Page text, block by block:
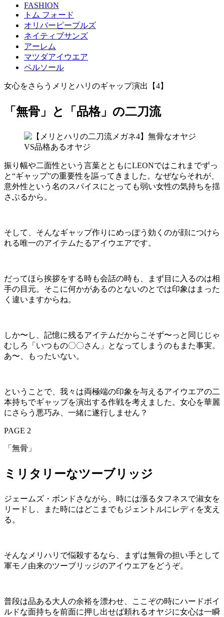
FASHION
トム フォード
オリバーピープルズ
ネイティブサンズ
アーレム
マツダアイウエア
ペルソール
女心をさらうメリとハリのギャップ演出【4】
「無骨」と「品格」の二刀流
振り幅や二面性という言葉とともにLEONではこれまでずっ
と“ギャップ”の重要性を謳ってきました。なぜならそれが、
意外性という名のスパイスにとっても弱い女性の気持ちを揺
さぶるから。
そして、そんなギャップ作りにめっぽう効くのが顔につけら
れる唯一のアイテムたるアイウエアです。
だってほら挨拶をする時も会話の時も、まず目に入るのは相
手の目元。そこに何かがあるのとないのとでは印象はまった
く違いますからね。
しか〜し、記憶に残るアイテムだからこそず〜っと同じじゃ
むしろ「いつもの〇〇さん」となってしまうのもまた事実。
あ〜、もったいない。
ということで、我々は両極端の印象を与えるアイウエアの二
本持ちでギャップを演出する作戦を考えました。女心を華麗
にさらう悪巧み、一緒に遂行しません？
PAGE 2
「無骨」
ミリタリーなツーブリッジ
ジェームズ・ボンドさながら、時には漲るタフネスで淑女を
リードし、また時にはどこまでもジェントルにレディを支え
る。
そんなメリハリで悩殺するなら、まずは無骨の担い手として
軍モノ由来のツーブリッジのアイウエアをどうぞ。
普段は品ある大人の余裕を漂わせ、ここぞの時にハードボイ
ルドな面持ちを前面に押し出せば頼れるオヤジに女心は一瞬